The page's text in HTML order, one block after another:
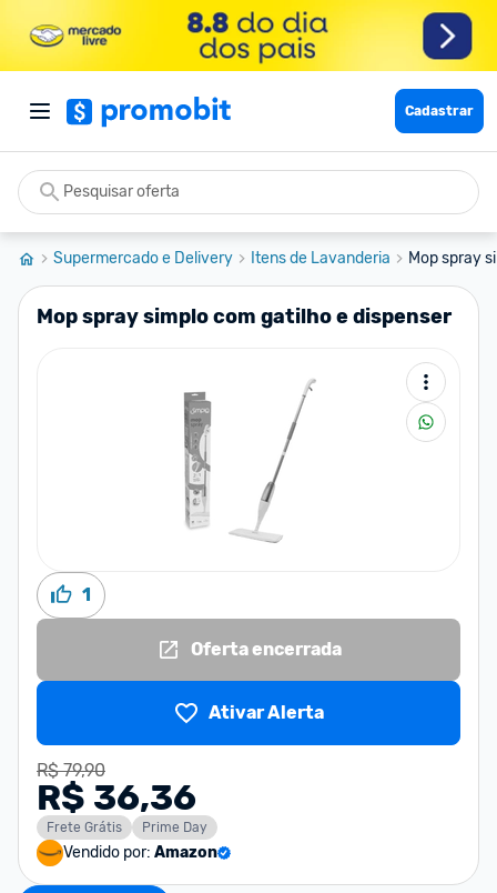
Cadastrar
Supermercado e Delivery Itens de Lavanderia Mop spray
Mop spray simplo com gatilho e dispenser
1
Oferta encerrada
Ativar Alerta
R$ 79,90
R$ 36,36
Frete Grátis Prime Day
Vendido por: Amazon